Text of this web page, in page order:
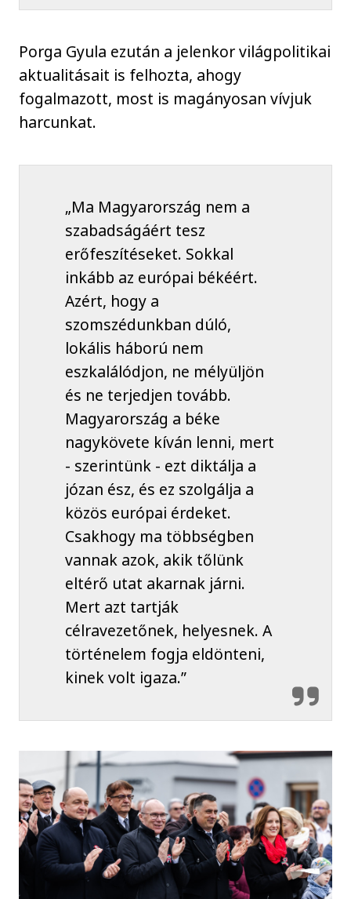
Porga Gyula ezután a jelenkor világpolitikai
aktualitásait is felhozta, ahogy
fogalmazott, most is magányosan vívjuk
harcunkat.
„Ma Magyarország nem a
szabadságáért tesz
erőfeszítéseket. Sokkal
inkább az európai békéért.
Azért, hogy a
szomszédunkban dúló,
lokális háború nem
eszkalálódjon, ne mélyüljön
és ne terjedjen tovább.
Magyarország a béke
nagykövete kíván lenni, mert
- szerintünk - ezt diktálja a
józan ész, és ez szolgálja a
közös európai érdeket.
Csakhogy ma többségben
vannak azok, akik tőlünk
eltérő utat akarnak járni.
Mert azt tartják
célravezetőnek, helyesnek. A
történelem fogja eldönteni,
kinek volt igaza.”